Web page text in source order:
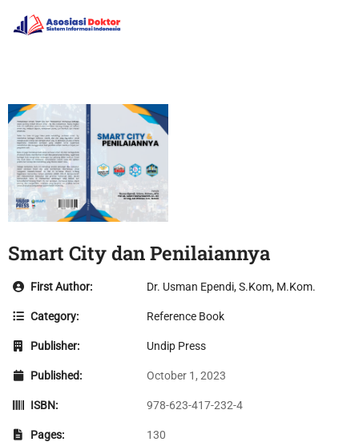
Smart City dan Penilaiannya
First Author: Dr. Usman Ependi, S.Kom, M.Kom.
Category: Reference Book
Publisher: Undip Press
Published: October 1, 2023
ISBN: 978-623-417-232-4
Pages: 130